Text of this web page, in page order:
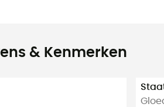
& Kenmerken